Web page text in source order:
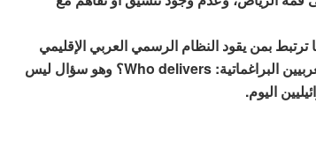
بمن يقود النظام الرسمي العربي الإقليمي
الجديد، ومن يملك على بناء المواقف والقرارات، أو بعبارات الغربيين البراغماتية: Who delivers؟ وهو سؤال ليس
اليوم.